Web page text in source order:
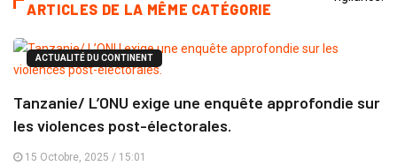
ARTICLES DE LA MÊME CATÉGORIE
ACTUALITÉ DU CONTINENT
Tanzanie/ L’ONU exige une enquête approfondie sur
les violences post-électorales.
15 Octobre, 2025 / 15:01